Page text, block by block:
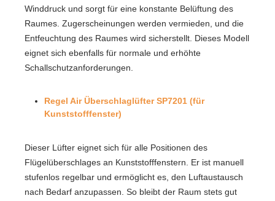
Winddruck und sorgt für eine konstante Belüftung des
Raumes. Zugerscheinungen werden vermieden, und die
Entfeuchtung des Raumes wird sicherstellt. Dieses Modell
eignet sich ebenfalls für normale und erhöhte
Schallschutzanforderungen.
Regel Air Überschlaglüfter SP7201 (für
Kunststofffenster)
Dieser Lüfter eignet sich für alle Positionen des
Flügelüberschlages an Kunststofffenstern. Er ist manuell
stufenlos regelbar und ermöglicht es, den Luftaustausch
nach Bedarf anzupassen. So bleibt der Raum stets gut